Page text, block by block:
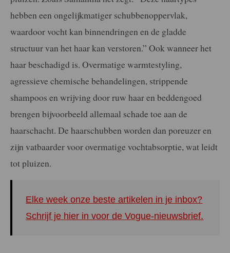
hebben een ongelijkmatiger schubbenoppervlak,
waardoor vocht kan binnendringen en de gladde
structuur van het haar kan verstoren.” Ook wanneer het
haar beschadigd is. Overmatige warmtestyling,
agressieve chemische behandelingen, strippende
shampoos en wrijving door ruw haar en beddengoed
brengen bijvoorbeeld allemaal schade toe aan de
haarschacht. De haarschubben worden dan poreuzer en
zijn vatbaarder voor overmatige vochtabsorptie, wat leidt
tot pluizen.
Elke week onze beste artikelen in je inbox?
Schrijf je hier in voor de Vogue-nieuwsbrief.